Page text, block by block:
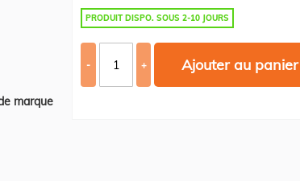
marque
PRODUIT DISPO. SOUS 2-10 JOURS
- + Ajouter au panier